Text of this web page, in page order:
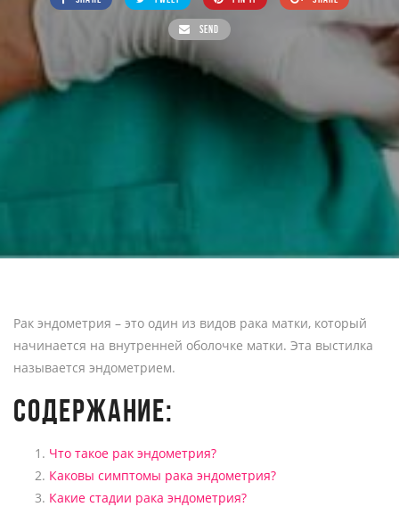
SEND
lifeinlove.com > Блог Без категории>Что нужно знать о раке
эндометрия (матки)
Рак эндометрия – это один из видов рака матки, который
начинается на внутренней оболочке матки. Эта выстилка
называется эндометрием.
СОДЕРЖАНИЕ:
Что такое рак эндометрия?
Каковы симптомы рака эндометрия?
Какие стадии рака эндометрия?